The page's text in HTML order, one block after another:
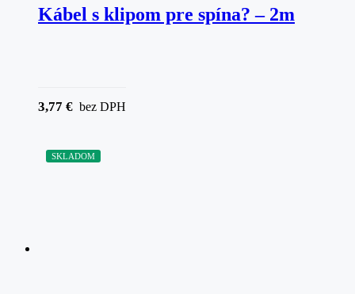
Kábel s klipom pre spína? – 2m
3,77 € bez DPH
SKLADOM